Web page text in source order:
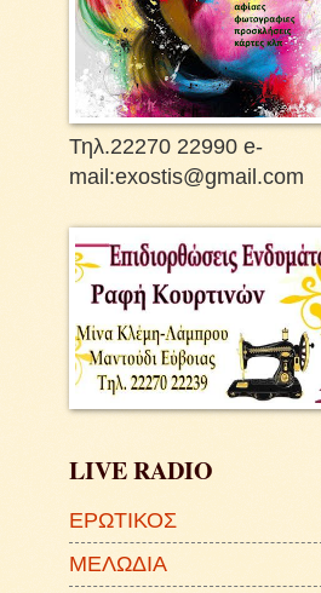
Τηλ.22270 22990 e-
mail:exostis@gmail.com
LIVE RADIO
ΕΡΩΤΙΚΟΣ
ΜΕΛΩΔΙΑ